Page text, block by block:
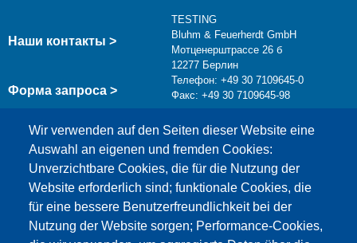
Wir verwenden auf den Seiten dieser Website eine
Auswahl an eigenen und fremden Cookies:
Unverzichtbare Cookies, die für die Nutzung der
Website erforderlich sind; funktionale Cookies, die
für eine bessere Benutzerfreundlichkeit bei der
Nutzung der Website sorgen; Performance-Cookies,
Наши контакты >
Форма запроса >
TESTING
Bluhm & Feuerherdt GmbH
Мотценерштрассе 26 б
12277 Берлин
Телефон: +49 30 7109645-0
Факс: +49 30 7109645-98
info@testing.de